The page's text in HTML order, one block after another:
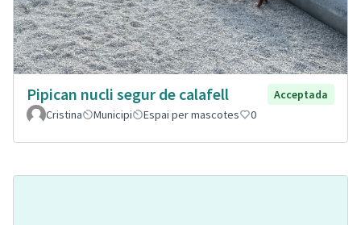
Pipican nucli segur de calafell
Acceptada
Cristina
Municipi Espai per mascotes 0